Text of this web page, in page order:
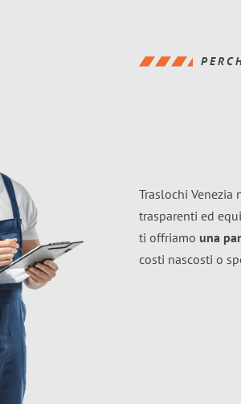
Traslochi
trasparenti ed
ti offriamo una
costi nascosti o